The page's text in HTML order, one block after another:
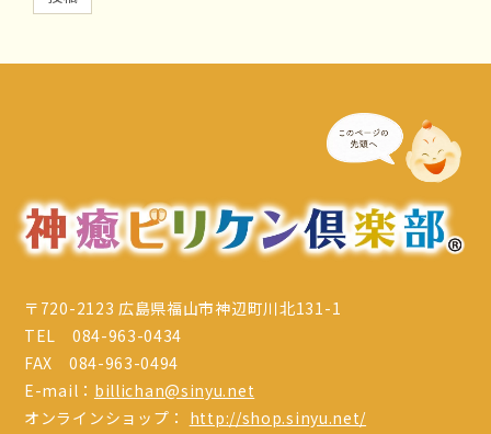
〒720-2123 広島県福山市神辺町川北131-1
TEL 084-963-0434
FAX 084-963-0494
E-mail： billichan@sinyu.net
オンラインショップ： http://shop.sinyu.net/